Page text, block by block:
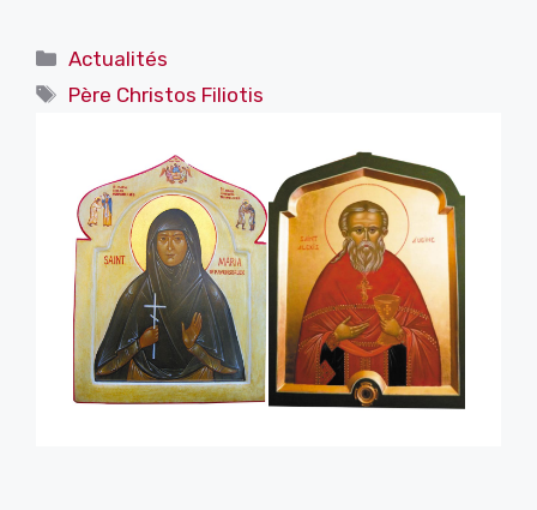
Catégories
Actualités
Étiquettes
Père Christos Filiotis